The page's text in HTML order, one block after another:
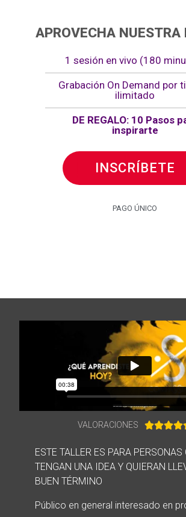
APROVECHA NUESTRA
1 sesión en vivo (180
Grabación On Demand por
ilimitado
DE REGALO: 10 Pasos
inspirarte
INSCRÍBETE
PAGO ÚNICO
VALORACIONES 
ESTE TALLER ES PARA PERSONAS
TENGAN UNA IDEA Y QUIERAN
BUEN TÉRMINO
Público en general interesado en